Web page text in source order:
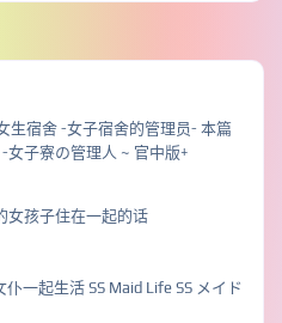
生宿舍 -女子宿舍的管理员- 本篇
女子寮の管理人 ~ 官中版+
女孩子住在一起的话
一起生活 SS Maid Life SS メイド